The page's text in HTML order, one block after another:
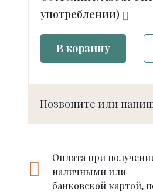
употреблении)
В корзину
Позвоните или
Оплата при
наличными или
банковской картой,